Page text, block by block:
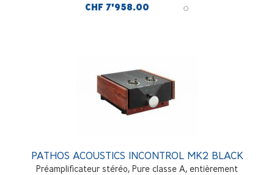
CHF 7'958.00
PATHOS ACOUSTICS INCONTROL MK2 BLACK
Préamplificateur stéréo, Pure classe A, entièrement